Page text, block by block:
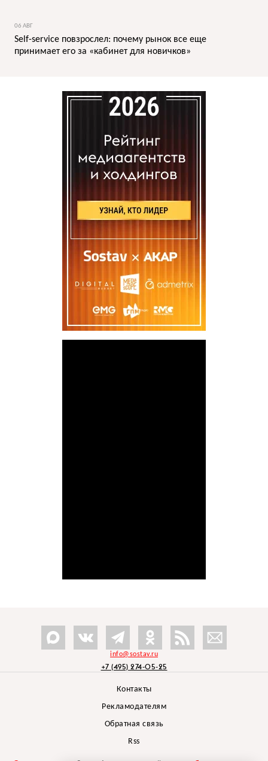
06 АВГ
Self-service повзрослел: почему рынок все еще
принимает его за «кабинет для новичков»
info@sostav.ru
+7 (495) 274-05-25
Контакты
Рекламодателям
Обратная связь
Rss